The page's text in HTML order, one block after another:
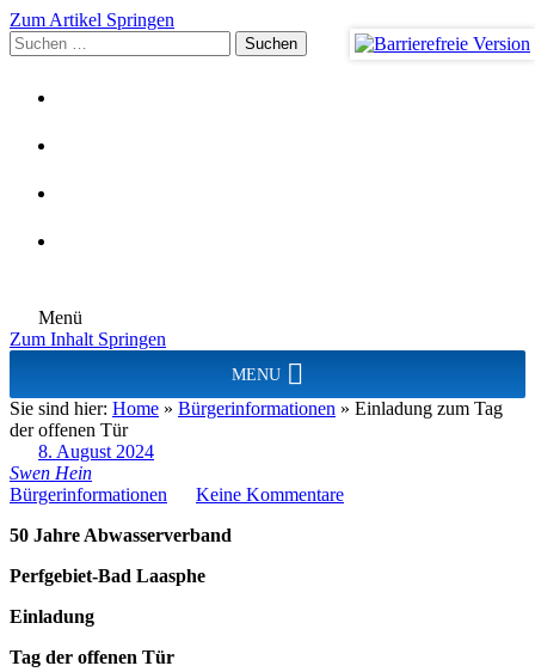
Zum Artikel Springen
Suchen
nach:
Menü
Zum Inhalt Springen
MENU
Sie sind hier: Home » Bürgerinformationen » Einladung zum Tag
der offenen Tür
8. August 2024
Swen Hein
Bürgerinformationen
Keine Kommentare
50 Jahre Abwasserverband
Perfgebiet-Bad Laasphe
Einladung
Tag der offenen Tür